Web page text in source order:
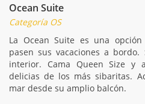
Ocean Suite
Categoría OS
La Ocean Suite es una
pasen sus vacaciones a
interior. Cama Queen Size y
delicias de los más sibaritas.
mar desde su amplio balcón.